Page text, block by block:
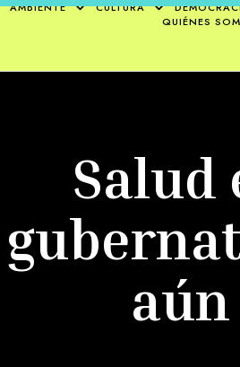
AMBIENTE CULTURA
QUIÉNES
Salud